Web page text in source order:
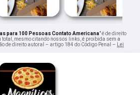
para 100 Pessoas Contato Americana" é de direito
total, mesmo citando nossos links, é proibida sem a
de direito autoral – artigo 184 do Código Penal –
Lei